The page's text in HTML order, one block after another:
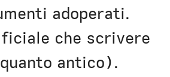
adoperati.
che scrivere
antico).